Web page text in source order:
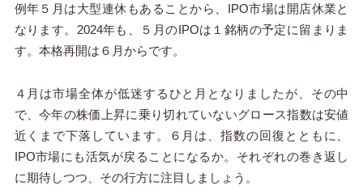
例年５月は大型連休もあることから、IPO市場は開店休業と
なります。2024年も、５月のIPOは１銘柄の予定に留まりま
す。本格再開は６月からです。
４月は市場全体が低迷するひと月となりましたが、その中
で、今年の株価上昇に乗り切れていないグロース指数は安値
近くまで下落しています。６月は、指数の回復とともに、
IPO市場にも活気が戻ることになるか。それぞれの巻き返し
に期待しつつ、その行方に注目しましょう。